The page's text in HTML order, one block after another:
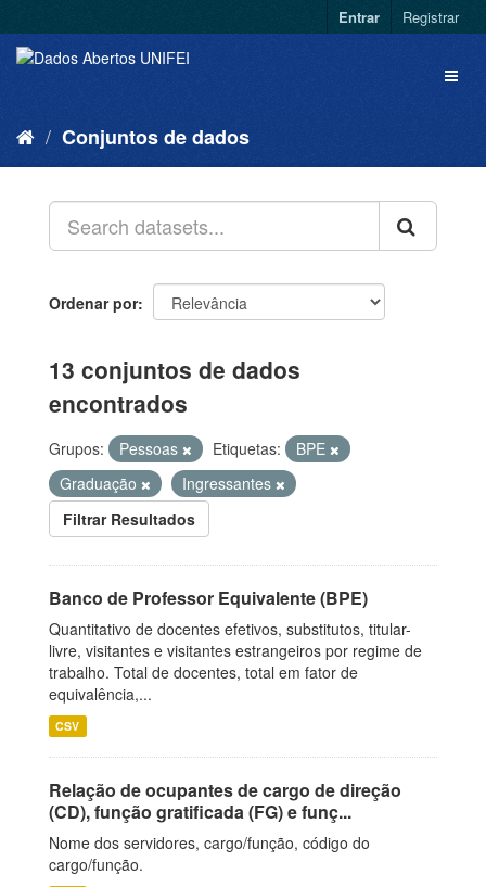
Entrar Registrar
Conjuntos de dados
Ordenar por
13 conjuntos de dados
encontrados
Grupos: Pessoas Etiquetas:
BPE
Graduação
Ingressantes
Filtrar Resultados
Banco de Professor Equivalente (BPE)
Quantitativo de docentes efetivos, substitutos, titular-
livre, visitantes e visitantes estrangeiros por regime de
trabalho. Total de docentes, total em fator de
equivalência,...
CSV
Relação de ocupantes de cargo de direção
(CD), função gratificada (FG) e funç...
Nome dos servidores, cargo/função, código do
cargo/função.